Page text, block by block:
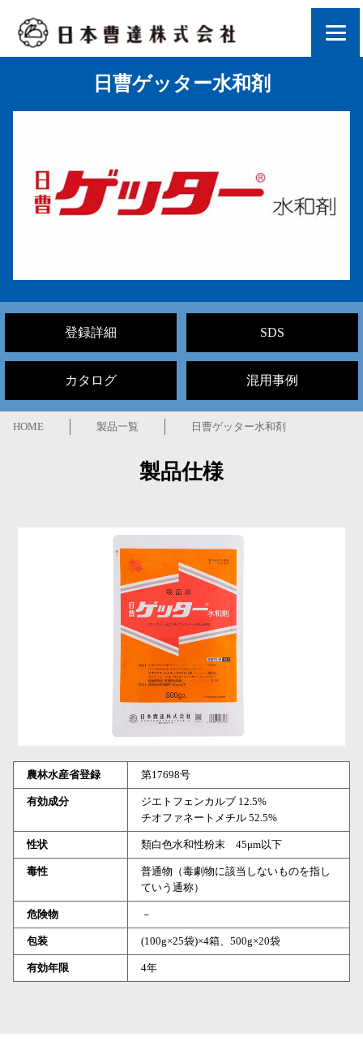
日曹ゲッター水和剤
登録詳細 SDS
カタログ 混用事例
HOME 製品一覧 日曹ゲッター水和剤
製品仕様
農林水産省登録 第17698号
有効成分
ジエトフェンカルブ 12.5%
チオファネートメチル 52.5%
性状 類白色水和性粉末 45μm以下
毒性
普通物（毒劇物に該当しないものを指し
ていう通称）
危険物 －
包装 (100g×25袋)×4箱、500g×20袋
有効年限 4年